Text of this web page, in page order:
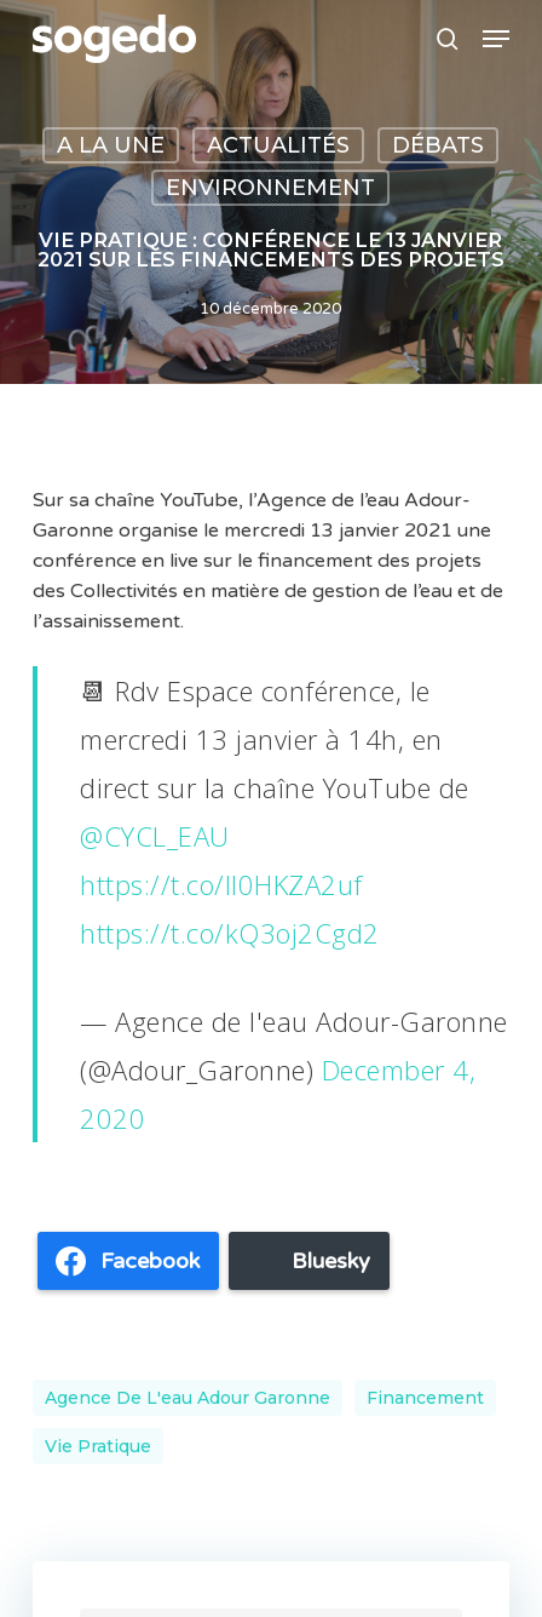
Skip
search
Menu
A LA UNE ACTUALITÉS
DÉBATS
ENVIRONNEMENT
VIE PRATIQUE : CONFÉRENCE LE 13 JANVIER
2021 SUR LES FINANCEMENTS DES PROJETS
10 décembre 2020
Sur sa chaîne YouTube, l’Agence de l’eau Adour-
Garonne organise le mercredi 13 janvier 2021 une
conférence en live sur le financement des projets
des Collectivités en matière de gestion de l’eau et de
l’assainissement.
📆 Rdv Espace conférence, le
mercredi 13 janvier à 14h, en
direct sur la chaîne YouTube de
@CYCL_EAU
https://t.co/Il0HKZA2uf
https://t.co/kQ3oj2Cgd2
— Agence de l'eau Adour-Garonne
(@Adour_Garonne) December 4,
2020
Facebook Bluesky
Agence De L'eau Adour Garonne Financement
Vie Pratique